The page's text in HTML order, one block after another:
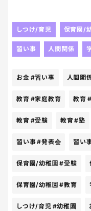
た。その頃習い事
ったので、長男と
通う任務を素直に遂
に教育が必要と塾の
からかなかなか新
擬面接の発表会と
させてしまったと
局全落ちの結果に
い』と言い出した
とかなりドン引き
のに余計なことば
しつけ/育児 保育園/
習い事 人間関係
お金 #習い事 人間関
教育 #家庭教育 教育
教育 #受験 教育#塾
習い事#発表会 習い
保育園/幼稚園 #受験
保育園/幼稚園 #教育
しつけ/育児 #幼稚園